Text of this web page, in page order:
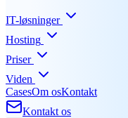
IT-løsninger
Hosting
Priser
Viden
CasesOm osKontakt
Kontakt os